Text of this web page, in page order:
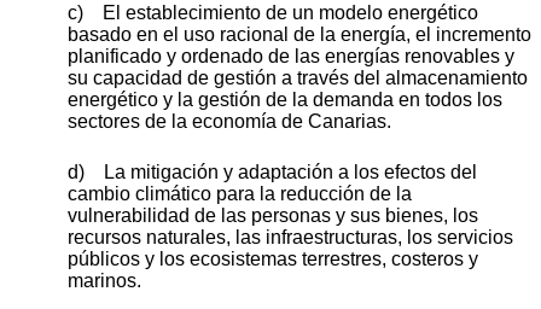
c) El establecimiento de un modelo energético
basado en el uso racional de la energía, el incremento
planificado y ordenado de las energías renovables y
su capacidad de gestión a través del almacenamiento
energético y la gestión de la demanda en todos los
sectores de la economía de Canarias.
d) La mitigación y adaptación a los efectos del
cambio climático para la reducción de la
vulnerabilidad de las personas y sus bienes, los
recursos naturales, las infraestructuras, los servicios
públicos y los ecosistemas terrestres, costeros y
marinos.